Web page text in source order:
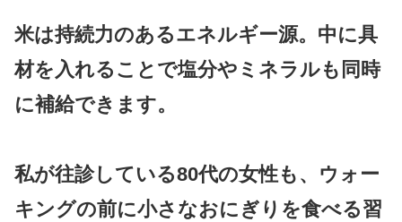
米は持続力のあるエネルギー源。中に具
材を入れることで塩分やミネラルも同時
に補給できます。
私が往診している80代の女性も、ウォー
キングの前に小さなおにぎりを食べる習